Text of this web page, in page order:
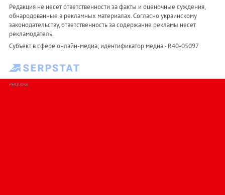
Редакция не несет ответственности за факты и оценочные суждения,
обнародованные в рекламных материалах. Согласно украинскому
законодательству, ответственность за содержание рекламы несет
рекламодатель.
Субъект в сфере онлайн-медиа; идентификатор медиа - R40-05097
РЕКЛАМА